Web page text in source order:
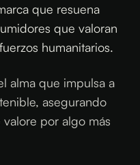
que resuena
que valoran
humanitarios.
alma que impulsa a
asegurando
por algo más